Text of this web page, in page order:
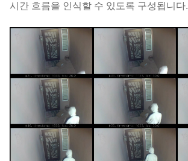
시간 흐름을 인식할 수 있도록 구성됩니다.